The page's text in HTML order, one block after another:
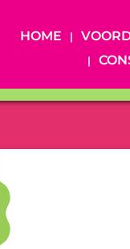
HOME